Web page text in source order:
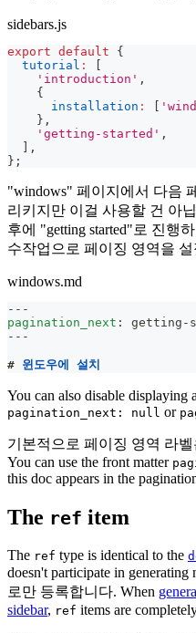
sidebars.js
export default
{
tutorial :
[
'introduction' ,
{
installation : [
} ,
'getting-started' ,
] ,
} ;
"windows" 페이지에서 다음
리키지만 이걸 사용할 건 아
후에 "getting started"로 진행
수작업으로 페이징 영역을
windows.md
---
pagination_next : getting -
---
# 윈도우에 설치
You can also disable displaying
pagination_next: null or
기본적으로 페이징 영역 라
You can use the front matter
this doc appears in the
The ref item
The ref type is identical to the
doesn't participate in
로만 등록합니다. When
sidebar, ref items are